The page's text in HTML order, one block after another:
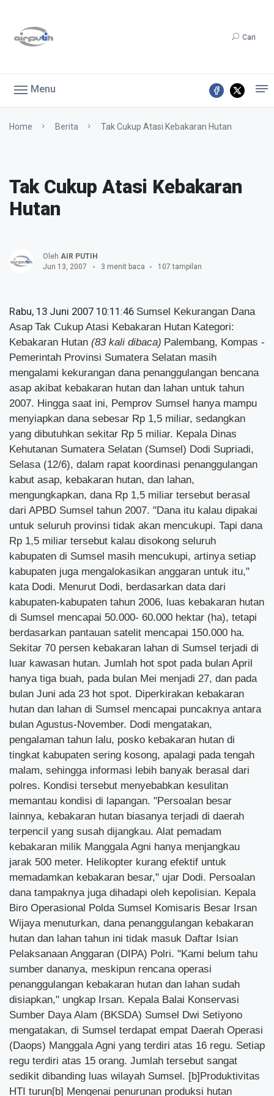
Cari
Menu
Home Berita Tak Cukup Atasi Kebakaran Hutan
Tak Cukup Atasi Kebakaran
Hutan
Oleh AIR PUTIH
Jun 13, 2007
3 menit baca 107 tampilan
Rabu, 13 Juni 2007 10:11:46 Sumsel Kekurangan Dana
Asap Tak Cukup Atasi Kebakaran Hutan Kategori:
Kebakaran Hutan (83 kali dibaca) Palembang, Kompas -
Pemerintah Provinsi Sumatera Selatan masih
mengalami kekurangan dana penanggulangan bencana
asap akibat kebakaran hutan dan lahan untuk tahun
2007. Hingga saat ini, Pemprov Sumsel hanya mampu
menyiapkan dana sebesar Rp 1,5 miliar, sedangkan
yang dibutuhkan sekitar Rp 5 miliar. Kepala Dinas
Kehutanan Sumatera Selatan (Sumsel) Dodi Supriadi,
Selasa (12/6), dalam rapat koordinasi penanggulangan
kabut asap, kebakaran hutan, dan lahan,
mengungkapkan, dana Rp 1,5 miliar tersebut berasal
dari APBD Sumsel tahun 2007. "Dana itu kalau dipakai
untuk seluruh provinsi tidak akan mencukupi. Tapi dana
Rp 1,5 miliar tersebut kalau disokong seluruh
kabupaten di Sumsel masih mencukupi, artinya setiap
kabupaten juga mengalokasikan anggaran untuk itu,"
kata Dodi. Menurut Dodi, berdasarkan data dari
kabupaten-kabupaten tahun 2006, luas kebakaran hutan
di Sumsel mencapai 50.000- 60.000 hektar (ha), tetapi
berdasarkan pantauan satelit mencapai 150.000 ha.
Sekitar 70 persen kebakaran lahan di Sumsel terjadi di
luar kawasan hutan. Jumlah hot spot pada bulan April
hanya tiga buah, pada bulan Mei menjadi 27, dan pada
bulan Juni ada 23 hot spot. Diperkirakan kebakaran
hutan dan lahan di Sumsel mencapai puncaknya antara
bulan Agustus-November. Dodi mengatakan,
pengalaman tahun lalu, posko kebakaran hutan di
tingkat kabupaten sering kosong, apalagi pada tengah
malam, sehingga informasi lebih banyak berasal dari
polres. Kondisi tersebut menyebabkan kesulitan
memantau kondisi di lapangan. "Persoalan besar
lainnya, kebakaran hutan biasanya terjadi di daerah
terpencil yang susah dijangkau. Alat pemadam
kebakaran milik Manggala Agni hanya menjangkau
jarak 500 meter. Helikopter kurang efektif untuk
memadamkan kebakaran besar," ujar Dodi. Persoalan
dana tampaknya juga dihadapi oleh kepolisian. Kepala
Biro Operasional Polda Sumsel Komisaris Besar Irsan
Wijaya menuturkan, dana penanggulangan kebakaran
hutan dan lahan tahun ini tidak masuk Daftar Isian
Pelaksanaan Anggaran (DIPA) Polri. "Kami belum tahu
sumber dananya, meskipun rencana operasi
penanggulangan kebakaran hutan dan lahan sudah
disiapkan," ungkap Irsan. Kepala Balai Konservasi
Sumber Daya Alam (BKSDA) Sumsel Dwi Setiyono
mengatakan, di Sumsel terdapat empat Daerah Operasi
(Daops) Manggala Agni yang terdiri atas 16 regu. Setiap
regu terdiri atas 15 orang. Jumlah tersebut sangat
sedikit dibanding luas wilayah Sumsel. [b]Produktivitas
HTI turun[b] Mengenai penurunan produksi hutan